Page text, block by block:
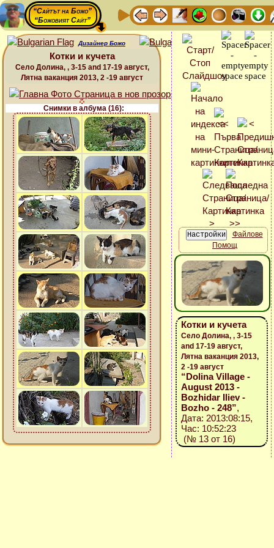
“Сайтът на Божо”
“Божовият Сайт”
Дизайнер Божо
Котки и кучета
Село Долина, , 3-15 and 17-19 август,
Лятна ваканция 2013, 2 -19 август
Снимки в албума (16):
Файлове
Помощ
Котки и кучета
Село Долина, , 3-15
and 17-19 август,
Лятна ваканция 2013,
2 -19 август
“Dolina Village -
August 2013 -
Bozhidar Iliev -
Bozho - 248”,
Дата: 2013:08:15,
Час: 10:52:23
(№ 13 от 16)